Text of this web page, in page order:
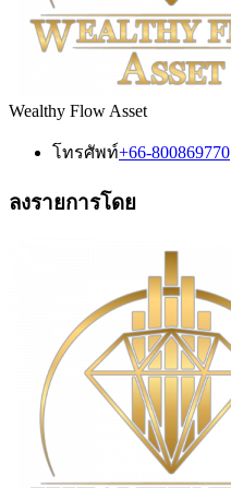
Wealthy Flow Asset
โทรศัพท์+66-800869770
ลงรายการโดย